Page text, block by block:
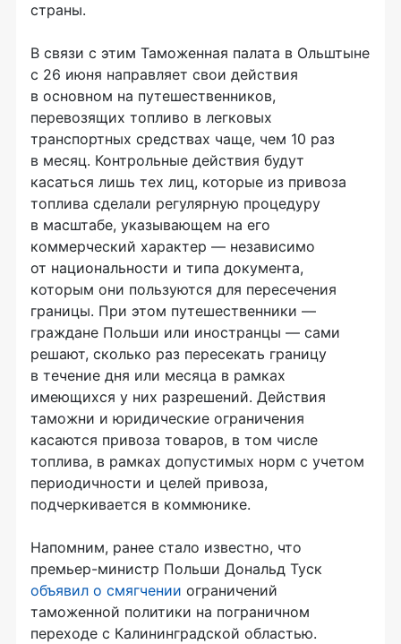
страны.
В связи с этим Таможенная палата в Ольштыне
с 26 июня направляет свои действия
в основном на путешественников,
перевозящих топливо в легковых
транспортных средствах чаще, чем 10 раз
в месяц. Контрольные действия будут
касаться лишь тех лиц, которые из привоза
топлива сделали регулярную процедуру
в масштабе, указывающем на его
коммерческий характер — независимо
от национальности и типа документа,
которым они пользуются для пересечения
границы. При этом путешественники —
граждане Польши или иностранцы — сами
решают, сколько раз пересекать границу
в течение дня или месяца в рамках
имеющихся у них разрешений. Действия
таможни и юридические ограничения
касаются привоза товаров, в том числе
топлива, в рамках допустимых норм с учетом
периодичности и целей привоза,
подчеркивается в коммюнике.
Напомним, ранее стало известно, что
премьер-министр Польши Дональд Туск
объявил о смягчении ограничений
таможенной политики на пограничном
переходе с Калининградской областью.